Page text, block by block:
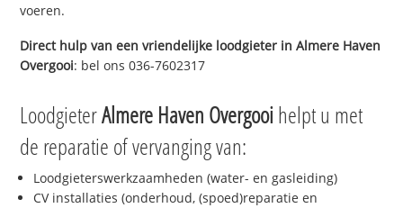
voeren.
Direct hulp van een vriendelijke loodgieter inAlmere Haven
Overgooi: bel ons 036-7602317
LoodgieterAlmere Haven Overgooihelpt u met
de reparatie of vervanging van:
Loodgieterswerkzaamheden (water- en gasleiding)
CV installaties (onderhoud, (spoed)reparatie en